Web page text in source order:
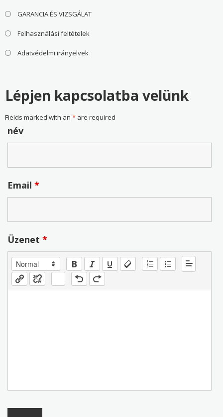
GARANCIA ÉS VIZSGÁLAT
Felhasználási feltételek
Adatvédelmi irányelvek
Lépjen kapcsolatba velünk
Fields marked with an *are required
név
Email *
Üzenet *